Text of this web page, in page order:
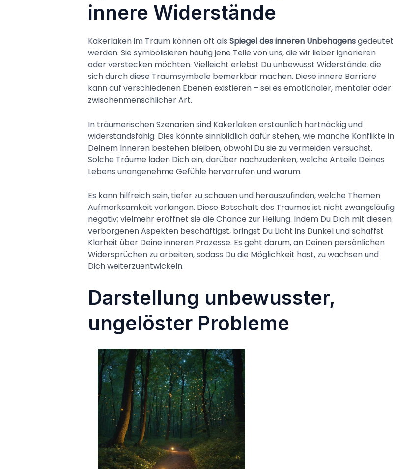
innere Widerstände
Kakerlaken im Traum können oft als Spiegel des inneren Unbehagensgedeutet
werden. Sie symbolisieren häufig jene Teile von uns, die wir lieber ignorieren
oder verstecken möchten. Vielleicht erlebst Du unbewusst Widerstände, die
sich durch diese Traumsymbole bemerkbar machen. Diese innere Barriere
kann auf verschiedenen Ebenen existieren – sei es emotionaler, mentaler oder
zwischenmenschlicher Art.
In träumerischen Szenarien sind Kakerlaken erstaunlich hartnäckig und
widerstandsfähig. Dies könnte sinnbildlich dafür stehen, wie manche Konflikte in
Deinem Inneren bestehen bleiben, obwohl Du sie zu vermeiden versuchst.
Solche Träume laden Dich ein, darüber nachzudenken, welche Anteile Deines
Lebens unangenehme Gefühle hervorrufen und warum.
Es kann hilfreich sein, tiefer zu schauen und herauszufinden, welche Themen
Aufmerksamkeit verlangen. Diese Botschaft des Traumes ist nicht zwangsläufig
negativ; vielmehr eröffnet sie die Chance zur Heilung. Indem Du Dich mit diesen
verborgenen Aspekten beschäftigst, bringst Du Licht ins Dunkel und schaffst
Klarheit über Deine inneren Prozesse. Es geht darum, an Deinen persönlichen
Widersprüchen zu arbeiten, sodass Du die Möglichkeit hast, zu wachsen und
Dich weiterzuentwickeln.
Darstellung unbewusster,
ungelöster Probleme